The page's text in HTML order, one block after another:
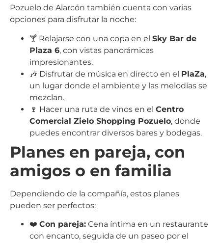
Pozuelo de Alarcón también cuenta con varias
opciones para disfrutar la noche:
🍸 Relajarse con una copa en el Sky Bar de
Plaza 6, con vistas panorámicas
impresionantes.
🎶 Disfrutar de música en directo en el PlaZa,
un lugar donde el ambiente y las melodías se
mezclan.
🍷 Hacer una ruta de vinos en el Centro
Comercial Zielo Shopping Pozuelo, donde
puedes encontrar diversos bares y bodegas.
Planes en pareja, con
amigos o en familia
Dependiendo de la compañía, estos planes
pueden ser perfectos:
❤️ Con pareja: Cena íntima en un restaurante
con encanto, seguida de un paseo por el